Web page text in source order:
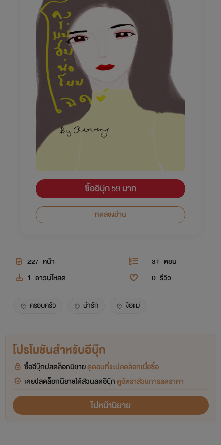
ซื้ออีบุ๊ก 59 บาท
ทดลองอ่าน
227 หน้า 31 ตอน
1 ดาวน์โหลด 0 รีวิว
ครอบครัว น่ารัก ง้อแม่
โปรโมชันสำหรับอีบุ๊ก
ซื้ออีบุ๊กปลดล็อกนิยายดูตอนที่จะปลดล็อกเมื่อซื้อ
เคยปลดล็อกนิยายได้ส่วนลดอีบุ๊ก ดูอัตราส่วนการลดราคา
ไปหน้านิยาย